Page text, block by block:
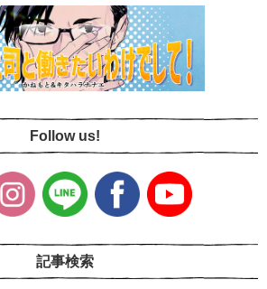
Follow us!
記事検索